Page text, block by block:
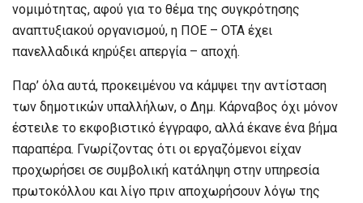
νομιμότητας, αφού για το θέμα της συγκρότησης
αναπτυξιακού οργανισμού, η ΠΟΕ – ΟΤΑ έχει
πανελλαδικά κηρύξει απεργία – αποχή.
Παρ’ όλα αυτά, προκειμένου να κάμψει την αντίσταση
των δημοτικών υπαλλήλων, ο Δημ. Κάρναβος όχι μόνον
έστειλε το εκφοβιστικό έγγραφο, αλλά έκανε ένα βήμα
παραπέρα. Γνωρίζοντας ότι οι εργαζόμενοι είχαν
προχωρήσει σε συμβολική κατάληψη στην υπηρεσία
πρωτοκόλλου και λίγο πριν αποχωρήσουν λόγω της